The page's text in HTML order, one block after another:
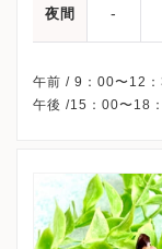
夜間 -
午前 / 9：00〜12
午後 /15：00〜18
※詳細はクリニッ